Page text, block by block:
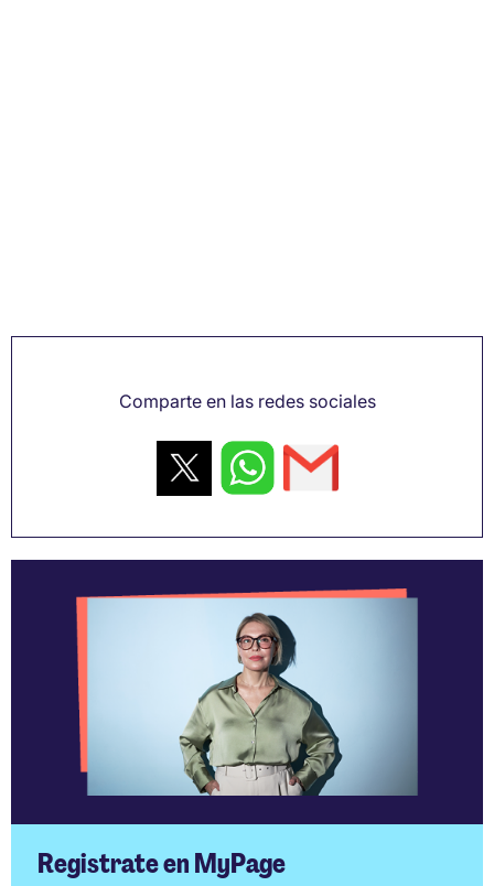
Comparte en las redes sociales
Registrate en MyPage